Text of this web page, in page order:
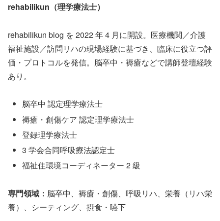
rehabilikun（理学療法士）
rehabilikun blog を 2022 年 4 月に開設。医療機関／介護
福祉施設／訪問リハの現場経験に基づき、臨床に役立つ評
価・プロトコルを発信。脳卒中・褥瘡などで講師登壇経験
あり。
脳卒中 認定理学療法士
褥瘡・創傷ケア 認定理学療法士
登録理学療法士
3 学会合同呼吸療法認定士
福祉住環境コーディネーター 2 級
専門領域： 脳卒中、褥瘡・創傷、呼吸リハ、栄養（リハ栄
養）、シーティング、摂食・嚥下